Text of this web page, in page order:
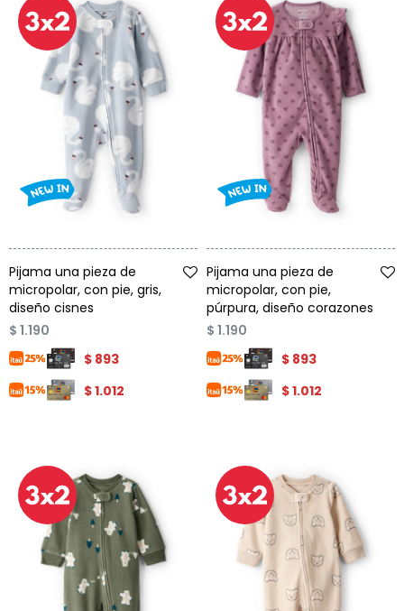
Pijama una pieza de
micropolar, con pie, gris,
diseño cisnes
$ 1.190
$ 893
$1.012
Pijama una pieza de
micropolar, con pie,
púrpura, diseño corazones
$ 1.190
$ 893
$1.012